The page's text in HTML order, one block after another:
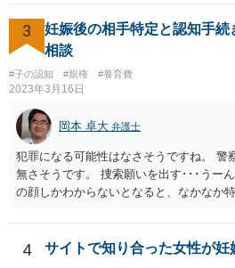
勧めします。
3
妊娠後の相手特定と認知手続
相談
#子の認知 #親権 #養育費
2023年3月16日
岡本 卓大 弁護士
犯罪になる可能性はなさそうですね。 警
無さそうです。 捜索願いを出す･･･うー
の顔しかわからないとなると、なかなか
4 サイトで知り合った女性が妊